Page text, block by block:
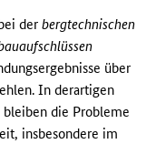
derbergtechnischen
über
In derartigen
bleiben die Probleme
insbesondere im